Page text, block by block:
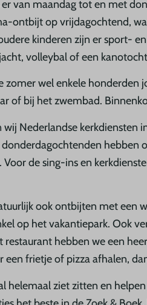
van maandag tot en met
ontbijt op vrijdagochtend,
kinderen zijn er sport-
volleybal of een
wel enkele
of bij het zwembad.
wij Nederlandse
de sing-ins en
ook ontbijten met een
op het vakantiepark. Ook
hebben we een
frietje of pizza afhalen,
helemaal ziet zitten en